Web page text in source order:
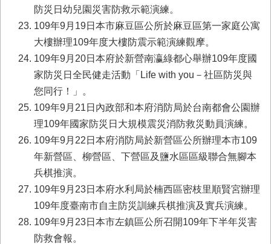
防災日幼兒園災害防救示範演練。
109年9月19日本市麻豆區公所於麻豆區第一家庭公寓
大樓辦理109年度大樓防震示範演練觀摩。
109年9月20日本府於新營南瀛綠都心舉辦109年度國
家防災日全民健走活動「Life with you－社區防災與
您同行！」。
109年9月21日內政部和本府消防局於台南都會公園辦
理109年國家防災日大規模震災消防救災動員演練。
109年9月22日本府消防局於新營區公所辦理本市109
年新營區、柳營區、下營區及鹽水區區級聯合無腳本
兵棋推演。
109年9月23日本府水利局於楠西區密枝里順賢宮辦理
109年度臺南市自主防災訓練兵棋推演及實兵演練。
109年9月23日本市左鎮區公所召開109年下半年災害
防救會報。